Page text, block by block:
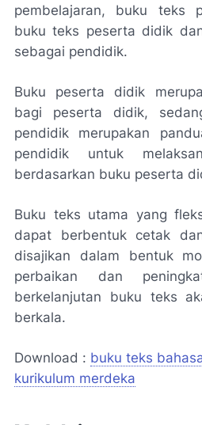
pembelajaran, buku teks
buku teks peserta didik
sebagai pendidik.
Buku peserta didik
bagi peserta didik,
pendidik merupakan
pendidik untuk
berdasarkan buku peserta
Buku teks utama yang
dapat berbentuk cetak
disajikan dalam bentuk
perbaikan dan
berkelanjutan buku teks
berkala.
Download : buku teks
kurikulum merdeka